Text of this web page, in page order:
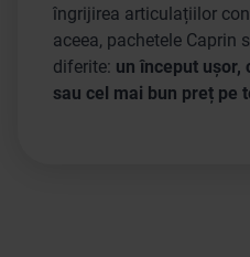
îngrijirea articulațiilor
aceea, pachetele Caprin
diferite: un început ușor,
sau cel mai bun preț pe